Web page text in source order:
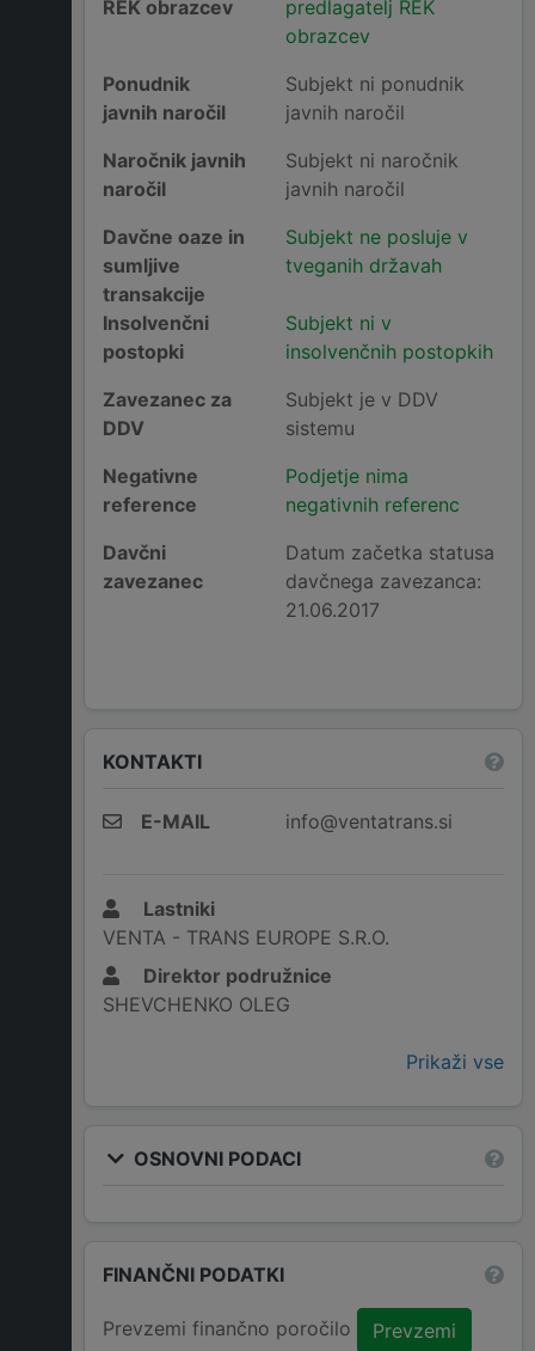
REK obrazcev
predlagatelj REK
obrazcev
Ponudnik
javnih naročil
Subjekt ni ponudnik
javnih naročil
Naročnik javnih
naročil
Subjekt ni naročnik
javnih naročil
Davčne oaze in
sumljive
transakcije
Subjekt ne posluje v
tveganih državah
Insolvenčni
postopki
Subjekt ni v
insolvenčnih postopkih
Zavezanec za
DDV
Subjekt je v DDV
sistemu
Negativne
reference
Podjetje nima
negativnih referenc
Davčni
zavezanec
Datum začetka statusa
davčnega zavezanca:
21.06.2017
KONTAKTI
E-MAIL info@ventatrans.si
Lastniki
VENTA - TRANS EUROPE S.R.O.
Direktor podružnice
SHEVCHENKO OLEG
Prikaži vse
OSNOVNI PODACI
FINANČNI PODATKI
Prevzemi finančno poročilo Prevzemi